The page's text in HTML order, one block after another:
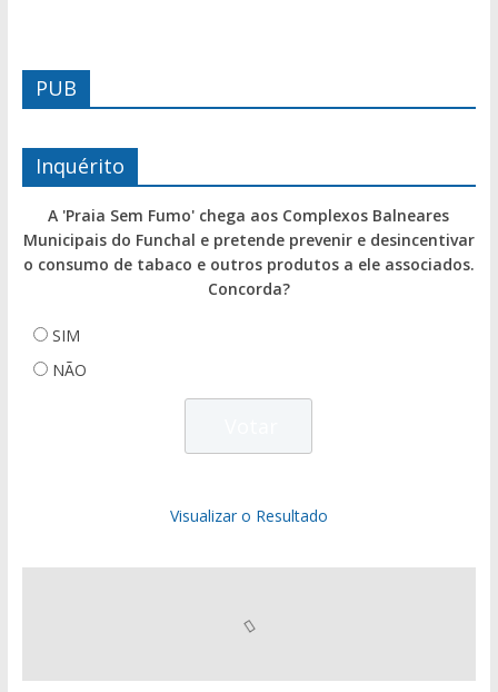
PUB
Inquérito
A 'Praia Sem Fumo' chega aos Complexos Balneares
Municipais do Funchal e pretende prevenir e desincentivar
o consumo de tabaco e outros produtos a ele associados.
Concorda?
SIM
NÃO
Visualizar o Resultado